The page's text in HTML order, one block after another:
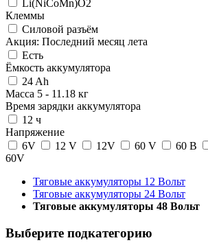
Li(NiCoMn)O2
Клеммы
Силовой разъём
Акция: Последний месяц лета
Есть
Ёмкость аккумулятора
24 Ah
Масса 5 - 11.18 кг
Время зарядки аккумулятора
12 ч
Напряжение
6V
12 V 12V 60 V 60 В
60V
Тяговые аккумуляторы 12 Вольт
Тяговые аккумуляторы 24 Вольт
Тяговые аккумуляторы 48 Вольт
Выберите подкатегорию